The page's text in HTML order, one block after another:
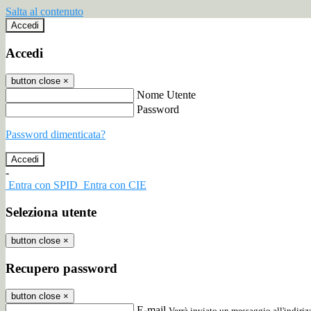
Salta al contenuto
Accedi
Accedi
button close ×
Nome Utente
Password
Password dimenticata?
-
Entra con SPID Entra con CIE
Seleziona utente
button close ×
Recupero password
button close ×